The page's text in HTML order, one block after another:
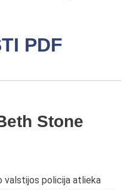
PDF
Stone
valstijos policija atlieka